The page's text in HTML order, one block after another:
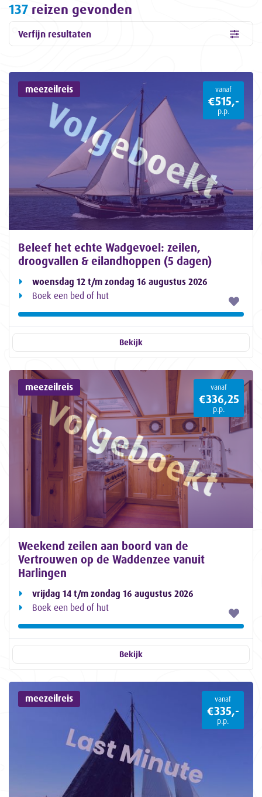
137 reizen gevonden
Verfijn resultaten
meezeilreis vanaf
€515,-
p.p.
Beleef het echte Wadgevoel: zeilen,
droogvallen & eilandhoppen (5 dagen)
woensdag 12 t/m zondag 16 augustus 2026
Boek een bed of hut
Bekijk
meezeilreis vanaf
€336,25
p.p.
Weekend zeilen aan boord van de
Vertrouwen op de Waddenzee vanuit
Harlingen
vrijdag 14 t/m zondag 16 augustus 2026
Boek een bed of hut
Bekijk
meezeilreis vanaf
€335,-
p.p.